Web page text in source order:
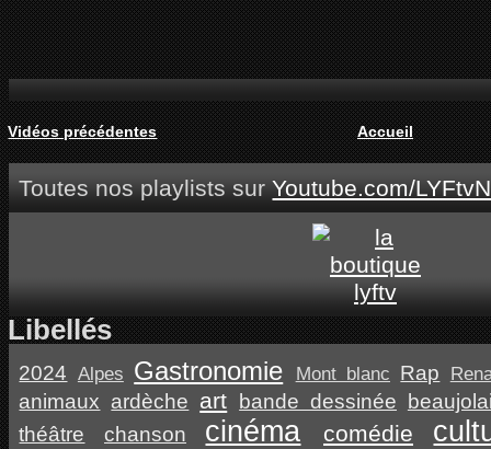
Vidéos précédentes Accueil
Toutes nos playlists surYoutube.com/
Libellés
2024 Alpes Gastronomie Mont blanc Rap
animaux ardèche art bande dessinée
théâtre
chanson cinéma comédie